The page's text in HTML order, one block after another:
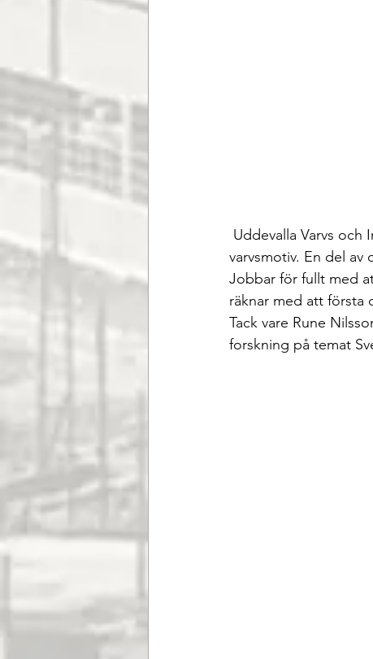
varvsmotiv. En del av
Jobbar för fullt med
räknar med att första
Tack vare Rune
forskning på temat